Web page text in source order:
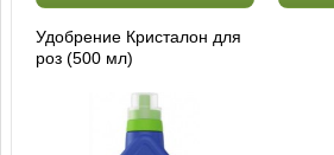
Удобрение Кристалон для
роз (500 мл)